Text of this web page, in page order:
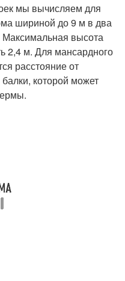
мы вычисляем для
шириной до 9 м в два
высота
2,4 м. Для мансардного
расстояние от
которой может